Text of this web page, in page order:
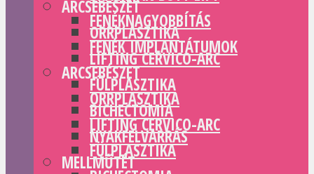
ARCSEBÉSZET
ORRPLASZTIKA
LIFTING CERVICO-ARC
FÜLPLASZTIKA
BICHECTOMIA
NYAKFELVARRÁS
MELLMŰTÉT
FENÉKNAGYOBBÍTÁS
FENÉK IMPLANTÁTUMOK
ARCSEBÉSZET
ORRPLASZTIKA
LIFTING CERVICO-ARC
FÜLPLASZTIKA